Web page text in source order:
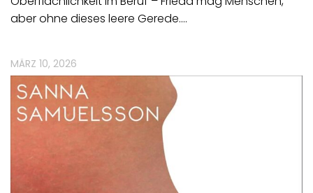
aber ohne dieses leere Gerede.…
MÄRZ 10, 2026